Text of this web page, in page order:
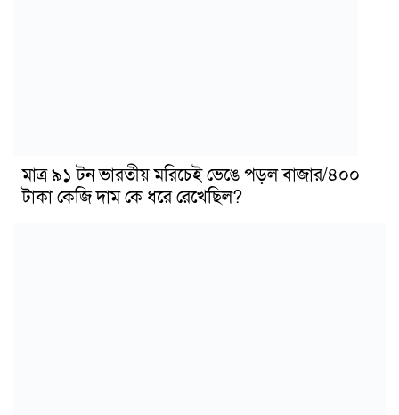
মাত্র ৯১ টন ভারতীয় মরিচেই ভেঙে পড়ল বাজার/৪০০
টাকা কেজি দাম কে ধরে রেখেছিল?